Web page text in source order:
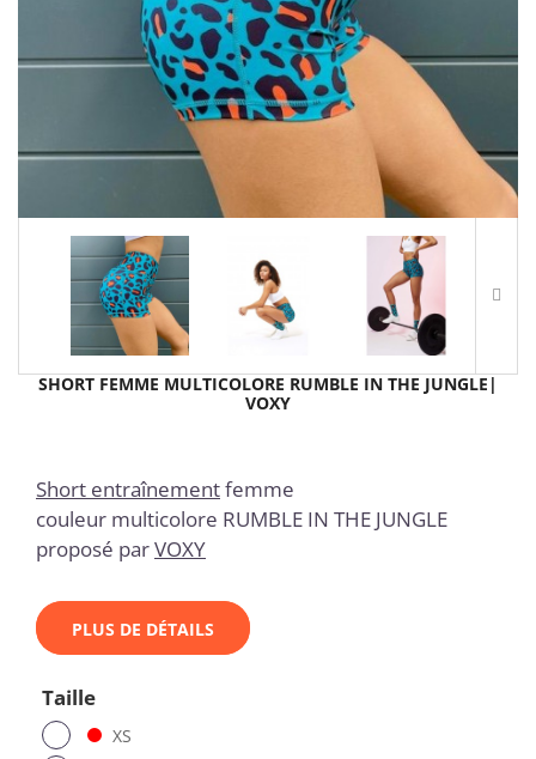
SHORT FEMME MULTICOLORE RUMBLE IN THE JUNGLE|
VOXY
Short entraînementfemme
couleur multicolore RUMBLE IN THE JUNGLE
proposé parVOXY
PLUS DE DÉTAILS
Taille
XS